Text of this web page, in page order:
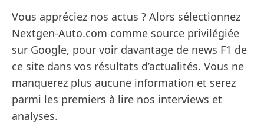
Vous appréciez nos actus ? Alors sélectionnez
Nextgen-Auto.com comme source privilégiée
sur Google, pour voir davantage de news F1 de
ce site dans vos résultats d’actualités. Vous ne
manquerez plus aucune information et serez
parmi les premiers à lire nos interviews et
analyses.